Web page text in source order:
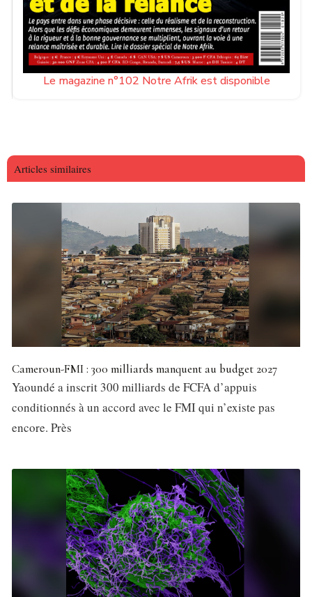
Le magazine n°102 Notre Afrik est disponible
Articles similaires
Cameroun-FMI : 300 milliards manquent au budget 2027
Yaoundé a inscrit 300 milliards de FCFA d’appuis
conditionnés à un accord avec le FMI qui n’existe pas
encore. Près